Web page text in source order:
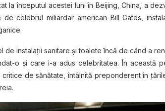
la începutul acestei luni în Beijing, China, a
celebrul miliardar american Bill Gates,
de instalaţii sanitare şi toalete încă de când a
o şi care i-a adus celebritatea. În această
de sănătate, întâlnită preponderent în